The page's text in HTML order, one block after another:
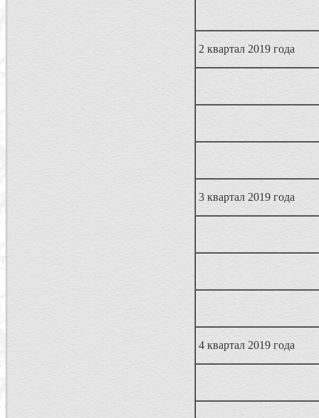
2 квартал 2019 года
3 квартал 2019 года
4 квартал 2019 года